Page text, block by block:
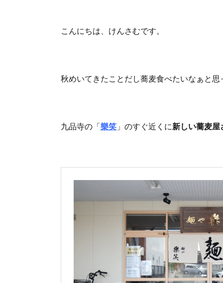
こんにちは、けんさむです。
秋めいてきたことだし蕎麦食べたいなぁと
九品寺の「樂笑 」のすぐ近くに新しい蕎麦屋